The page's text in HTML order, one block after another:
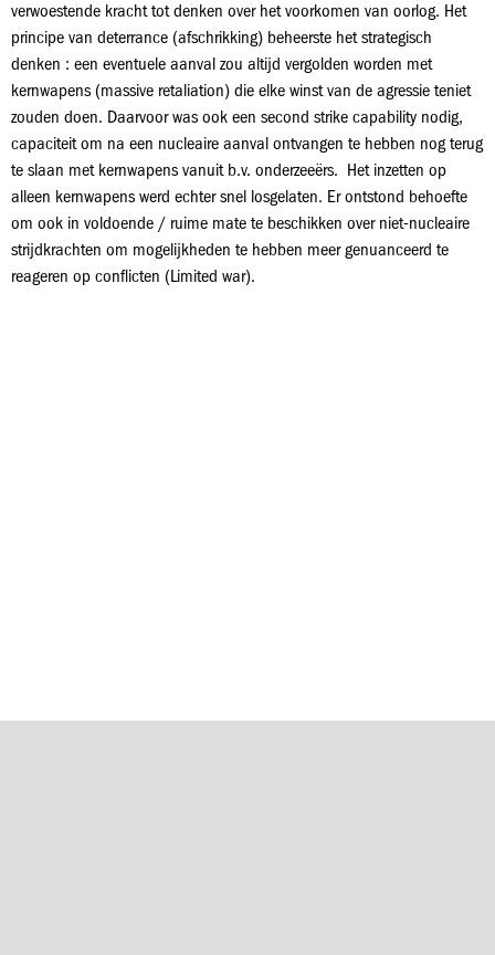
verwoestende kracht tot denken over het voorkomen van oorlog. Het
principe van deterrance (afschrikking) beheerste het strategisch
denken : een eventuele aanval zou altijd vergolden worden met
kernwapens (massive retaliation) die elke winst van de agressie teniet
zouden doen. Daarvoor was ook een second strike capability nodig,
capaciteit om na een nucleaire aanval ontvangen te hebben nog terug
te slaan met kernwapens vanuit b.v. onderzeeërs. Het inzetten op
alleen kernwapens werd echter snel losgelaten. Er ontstond behoefte
om ook in voldoende / ruime mate te beschikken over niet-nucleaire
strijdkrachten om mogelijkheden te hebben meer genuanceerd te
reageren op conflicten (Limited war).